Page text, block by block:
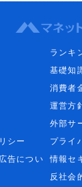
ランキ
基礎知
消費者
運営方
外部サ
シー
プライ
告につい
情報セ
反社会